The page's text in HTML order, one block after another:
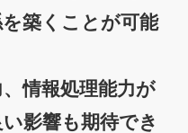
築くことが可能
情報処理能力が
影響も期待でき